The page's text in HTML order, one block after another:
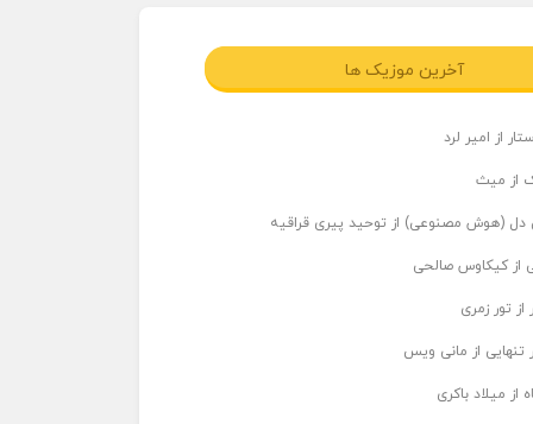
آخرین موزیک ها
از امیر لرد
از میث
دل (هوش مصنوعی) از توحید پیری قراقیه
از کیکاوس صالحی
تور زمری
تنهایی از مانی ویس
از میلاد باکری